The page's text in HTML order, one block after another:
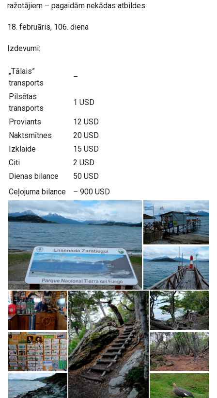
ražotājiem – pagaidām nekādas atbildes.
18. februāris, 106. diena
Izdevumi:
„Tālais”
transports
–
Pilsētas
transports
1 USD
Proviants
12 USD
Naktsmītnes
20 USD
Izklaide
15 USD
Citi
2 USD
Dienas bilance
50 USD
Ceļojuma bilance
– 900 USD